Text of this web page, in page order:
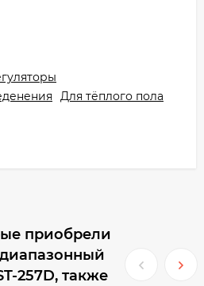
Для тёплого пола
приобрели
257D, также